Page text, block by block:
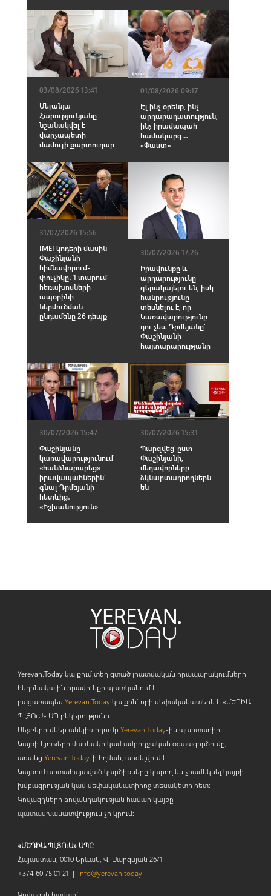
03/08/2026 13:41
Մելանյա
Հարությունյանը
նշանակվել է
վարչապետի
մամուլի քարտուղար
01/08/2026 09:17
Էլ ինչ օրենք, ինչ
արդարադատություն,
ինչ իրավապահ
համակարգ…
«Փաստ»
31/07/2026 15:56
IMEI կոդերի մասին
Փաշինյանի
հիմնավորում-
փուչիկը․ 1 տարում՝
հեռախոսների
ապօրինի
ներմուծման
ընդամենը 26 դեպք
30/07/2026 17:26
Իրավունքը և
արդարությունը
գերակայելու են, իսկ
հանրությունը
տեսնելու է, որ
Կառավարությունը
դու չես. Դրմեյանը՝
Փաշինյանի
հայտարարությանը
30/07/2026 15:47
Փաշինյանը
կառավարությունում
«հանձնարարեց»
իրավապահներին՝
գնալ Դրմեյանի
հետևից․
«Իշխանություն»
30/07/2026 15:31
Պարզվեց՝ ըստ
Փաշինյանի,
մեղավորները
ձկնարտադրողներն
են
Yerevan.Today կայքում տեղ գտած լրատվական հրապարակումների
հեղինակային իրավունքը պատկանում է
բացառապես Yerevan.Todayկայքին` որի սեփականատերն է «ՄԵԴԻԱ
ՊԼՅՈւՍ» ՍՊ ընկերությունը։
Մեջբերումներ անելիս հղումը Yerevan.Today-ին պարտադիր է:
Կայքի նյութերի մասնակի կամ ամբողջական օգտագործումը,
առանց Yerevan.Today-ի հղման, արգելվում է:
Կայքում արտահայտված կարծիքները կարող են չհամնկնել կայքի
խմբագրության կամ սեփականատիրոջ տեսակետի հետ:
Գովազդների բովանդակության համար կայքը
պատասխանատվություն չի կրում:
«ՄԵԴԻԱ ՊԼՅՈւՍ» ՍՊԸ
Հայաստան, 0010 Երևան, Վ. Սարգսյան 26/1
+374 60 75 01 21 | info@yerevan.today